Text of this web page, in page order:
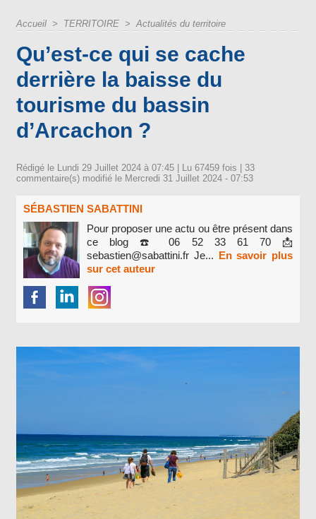
Accueil > TERRITOIRE > Actualités du territoire
Qu’est-ce qui se cache
derrière la baisse du
tourisme du bassin
d’Arcachon ?
Rédigé le Lundi 29 Juillet 2024 à 07:45 | Lu 67459 fois | 33
commentaire(s) modifié le Mercredi 31 Juillet 2024 - 07:53
SÉBASTIEN SABATTINI
Pour proposer une actu ou être présent dans
ce blog ☎️ 06 52 33 61 70 📩
sebastien@sabattini.fr Je... En savoir plus
sur cet auteur